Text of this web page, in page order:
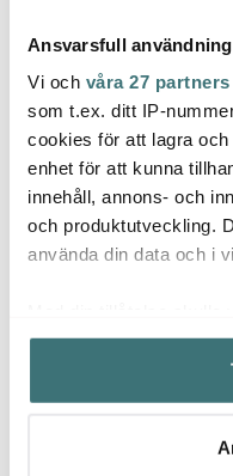
Ansvarsfull
Vi och våra 27 partners
som t.ex. ditt IP-
cookies för att lagra
enhet för att kunna
innehåll, annons- och
och produktutveckling.
använda din data och i
Samla in
kan ha en
Identifiera din
Ta reda på mer om hur
Bordallo Pinheiro
Cabbage Fat Kålblad
28 cm Grön
419 kr
Låt dig